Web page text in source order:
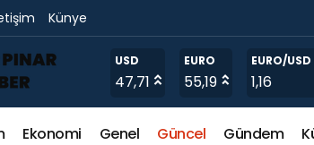
Künye
USD
47,71
EURO
55,19
EURO/USD
1,16
Ekonomi Genel Güncel Gündem
Mu?